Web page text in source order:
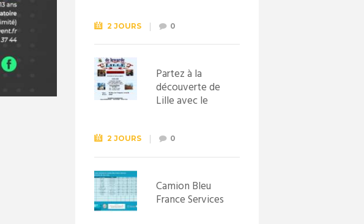
septembre
2026
2 JOURS 0
Partez à la
découverte de
Lille avec le
Lewarde, le 26
septembre !
2 JOURS 0
Camion Bleu
France Services